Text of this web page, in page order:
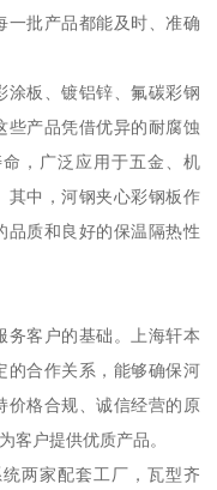
一批产品都能及时、准确
涂板、镀铝锌、氟碳彩钢
些产品凭借优异的耐腐蚀
，广泛应用于五金、机
其中，河钢夹心彩钢板作
品质和良好的保温隔热性
务客户的基础。上海轩本
的合作关系，能够确保河
价格合规、诚信经营的原
客户提供优质产品。
两家配套工厂，瓦型齐